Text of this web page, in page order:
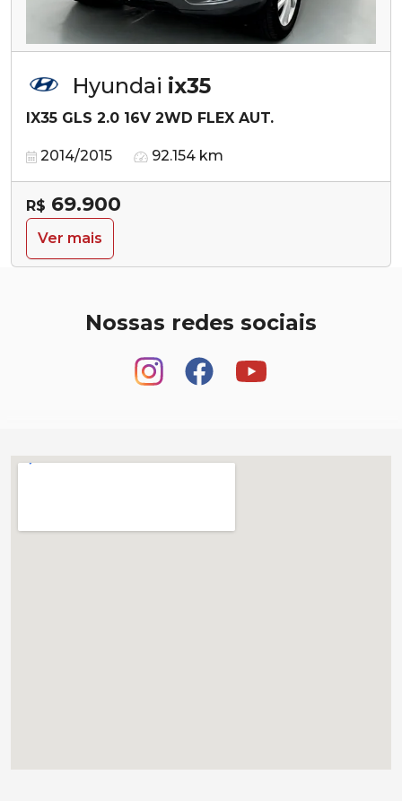
Hyundai ix35
IX35 GLS 2.0 16V 2WD FLEX AUT.
2014/2015 92.154 km
R$ 69.900
Ver mais
Nossas redes sociais